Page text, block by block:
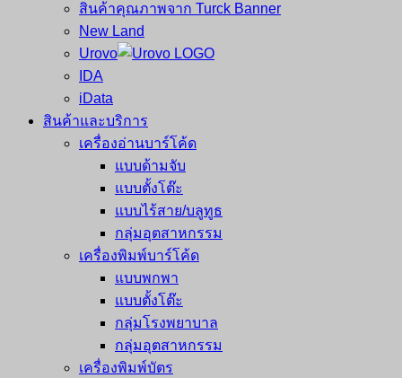
สินค้าคุณภาพจาก Turck Banner
New Land
Urovo
IDA
iData
สินค้าและบริการ
เครื่องอ่านบาร์โค้ด
แบบด้ามจับ
แบบตั้งโต๊ะ
แบบไร้สาย/บลูทูธ
กลุ่มอุตสาหกรรม
เครื่องพิมพ์บาร์โค้ด
แบบพกพา
แบบตั้งโต๊ะ
กลุ่มโรงพยาบาล
กลุ่มอุตสาหกรรม
เครื่องพิมพ์บัตร